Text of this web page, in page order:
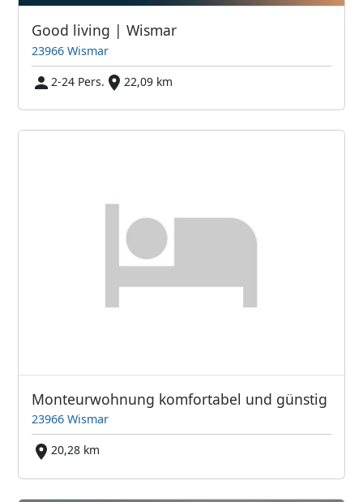
Good living | Wismar
23966 Wismar
2-24 Pers.
22,09 km
Monteurwohnung komfortabel und günstig
23966 Wismar
20,28 km